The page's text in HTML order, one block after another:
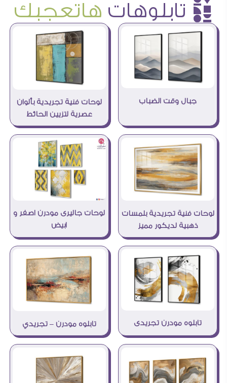
è تابلوهات هاتعجبك
جبال وقت الضباب
لوحات فنية تجريدية بألوان
عصرية لتزيين الحائط
لوحات فنية تجريدية بلمسات
ذهبية لديكور مميز
لوحات جاليرى مودرن اصفر و
ابيض
تابلوه مودرن تجريدى تابلوه مودرن – تجريدي